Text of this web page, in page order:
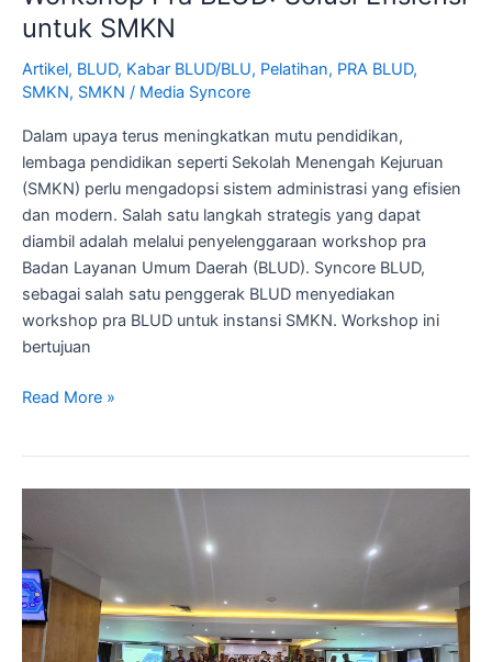
untuk SMKN
Artikel, BLUD, Kabar BLUD/BLU, Pelatihan, PRA BLUD,
SMKN, SMKN / Media Syncore
Dalam upaya terus meningkatkan mutu pendidikan,
lembaga pendidikan seperti Sekolah Menengah Kejuruan
(SMKN) perlu mengadopsi sistem administrasi yang efisien
dan modern. Salah satu langkah strategis yang dapat
diambil adalah melalui penyelenggaraan workshop pra
Badan Layanan Umum Daerah (BLUD). Syncore BLUD,
sebagai salah satu penggerak BLUD menyediakan
workshop pra BLUD untuk instansi SMKN. Workshop ini
bertujuan
Read More »
Administratif
Pra
BLUD
Kesehatan